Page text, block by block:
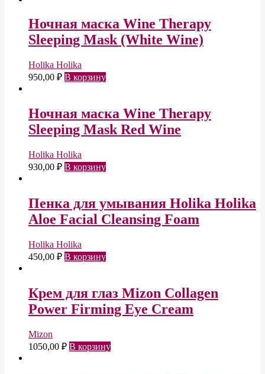
Ночная маска Wine Therapy
Sleeping Mask (White Wine)
Holika Holika
950,00 ₽ В корзину
Ночная маска Wine Therapy
Sleeping Mask Red Wine
Holika Holika
930,00 ₽ В корзину
Пенка для умывания Holika Holika
Aloe Facial Cleansing Foam
Holika Holika
450,00 ₽ В корзину
Крем для глаз Mizon Collagen
Power Firming Eye Cream
Mizon
1050,00 ₽ В корзину